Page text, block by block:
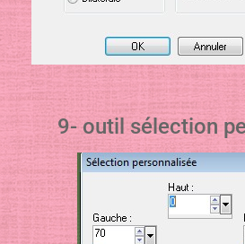
9- outil sélection